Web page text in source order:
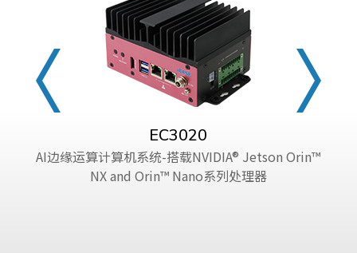
EC3020
AI边缘运算计算机系统-搭载NVIDIA® Jetson Orin™
NX and Orin™ Nano系列处理器